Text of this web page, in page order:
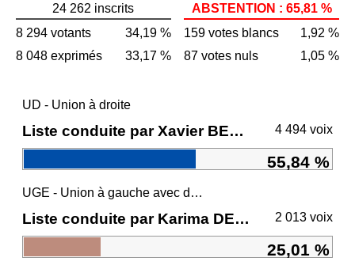
24 262 inscrits
8 294 votants
34,19 %
8 048 exprimés
33,17 %
ABSTENTION : 65,81 %
159 votes blancs
1,92 %
87 votes nuls
1,05 %
UD - Union à droite
Liste conduite par Xavier BERTRAND 4 494 voix
55,84 %
UGE - Union à gauche avec des écologistes
Liste conduite par Karima DELLI 2 013 voix
25,01 %